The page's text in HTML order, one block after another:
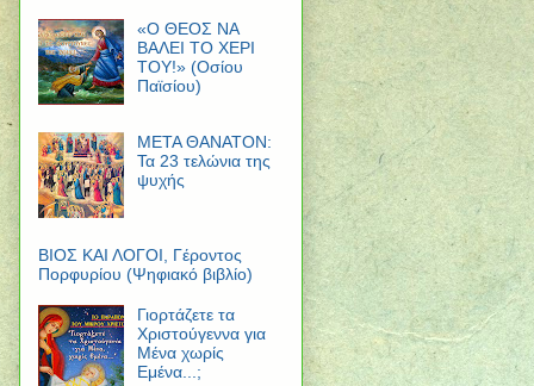
«Ο ΘΕΟΣ ΝΑ
ΒΑΛΕΙ ΤΟ ΧΕΡΙ
ΤΟΥ!» (Οσίου
Παϊσίου)
ΜΕΤΑ ΘΑΝΑΤΟΝ:
Τα 23 τελώνια της
ψυχής
ΒΙΟΣ ΚΑΙ ΛΟΓΟΙ, Γέροντος
Πορφυρίου (Ψηφιακό βιβλίο)
Γιορτάζετε τα
Χριστούγεννα για
Μένα χωρίς
Εμένα...;